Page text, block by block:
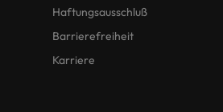
Haftungsausschluß
Barrierefreiheit
Karriere